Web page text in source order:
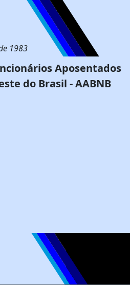
1983
Aposentados
do Brasil - AABNB